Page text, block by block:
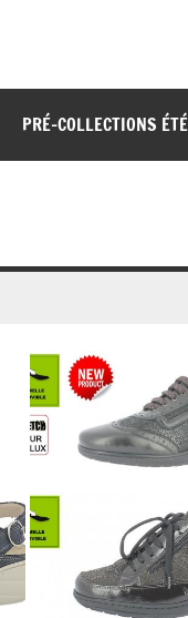
PRÉ-COLLECTIONS